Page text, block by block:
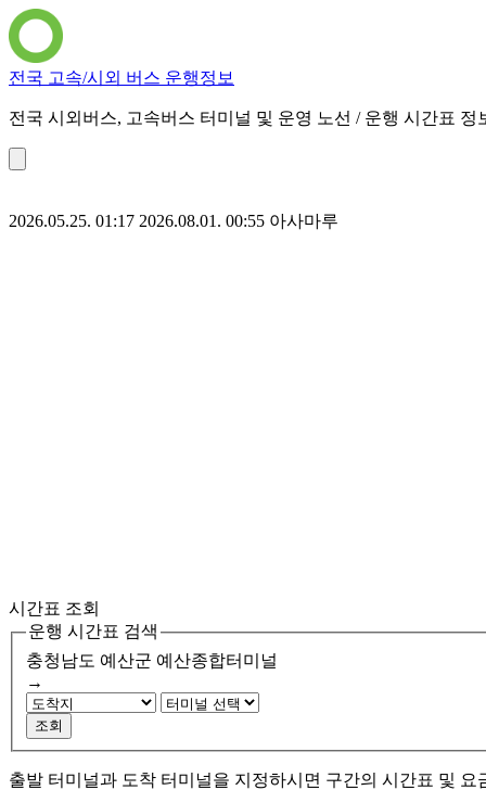
전국 고속/시외 버스 운행정보
전국 시외버스, 고속버스 터미널 및 운영 노선 / 운행 시간표 정
2026.05.25. 01:17 2026.08.01. 00:55 아사마루
시간표 조회
운행 시간표 검색
충청남도 예산군 예산종합터미널
→
조회
출발 터미널과 도착 터미널을 지정하시면 구간의 시간표 및 요